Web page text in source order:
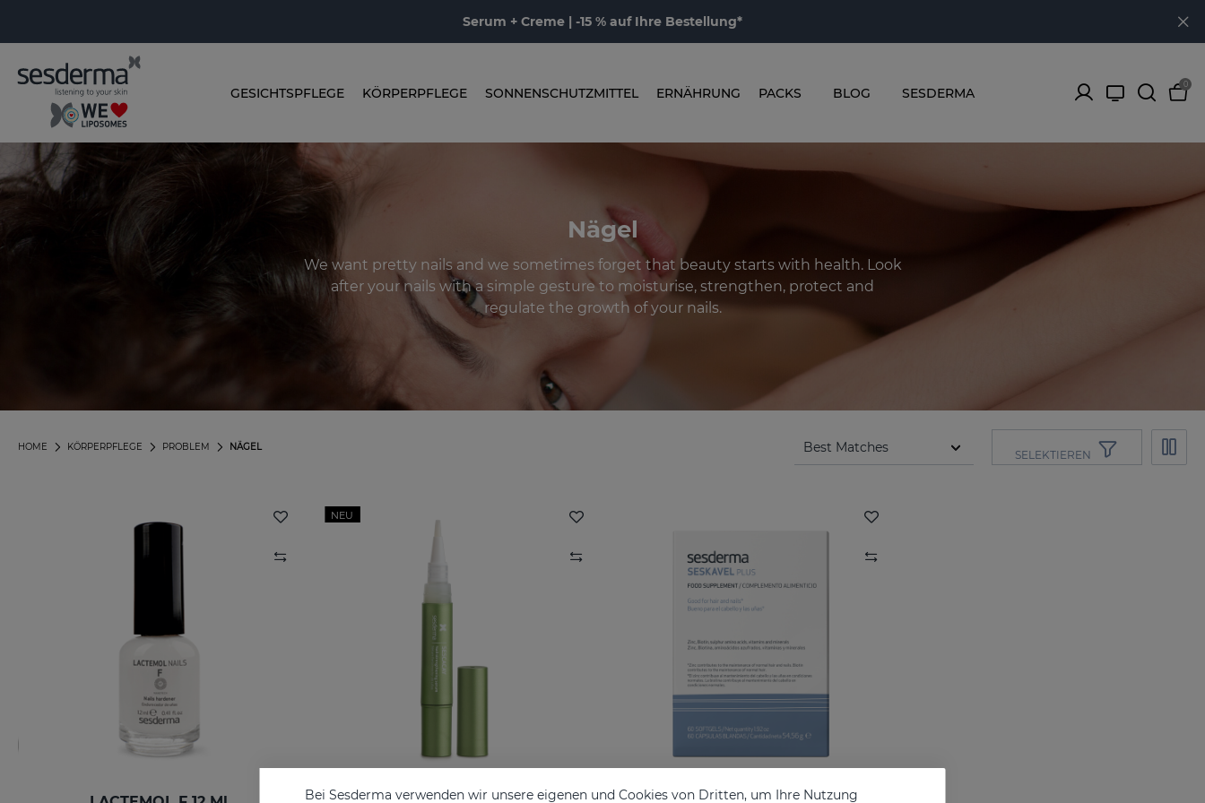
Serum + Creme | -15 % auf Ihre Bestellung*
GESICHTSPFLEGE KÖRPERPFLEGE SONNENSCHUTZMITTEL ERNÄHRUNG PACKS BLOG SESDERMA
0
Nägel
We want pretty nails and we sometimes forget that beauty starts with health. Look
after your nails with a simple gesture to moisturise, strengthen, protect and
regulate the growth of your nails.
NÄGEL
PROBLEM
KÖRPERPFLEGE
HOME
SELEKTIEREN
NEU
Bei Sesderma verwenden wir unsere eigenen und Cookies von Dritten, um Ihre Nutzung